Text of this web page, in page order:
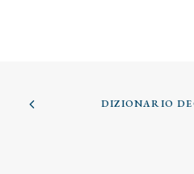
DIZIONARIO